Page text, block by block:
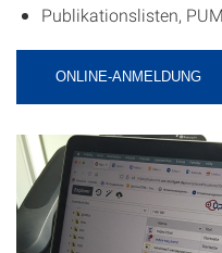
Publikationslisten,
ONLINE-ANMELDUNG